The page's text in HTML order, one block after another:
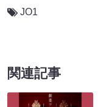
JO1
関連記事